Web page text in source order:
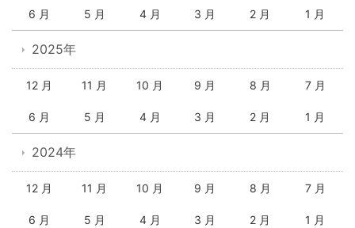
6 月 5 月 4 月 3 月 2 月 1 月
2025年
12 月 11 月 10 月 9 月 8 月 7 月
6 月 5 月 4 月 3 月 2 月 1 月
2024年
12 月 11 月 10 月 9 月 8 月 7 月
6 月 5 月 4 月 3 月 2 月 1 月